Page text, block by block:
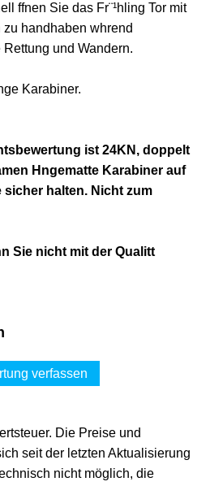
ffnen Sie das Fr¨¹hling Tor mit
handhaben whrend
und Wandern.
Karabiner.
ist 24KN, doppelt
Hngematte Karabiner auf
sicher halten. Nicht zum
Sie nicht mit der Qualitt
verfassen
Die Preise und
seit der letzten Aktualisierung
nicht möglich, die